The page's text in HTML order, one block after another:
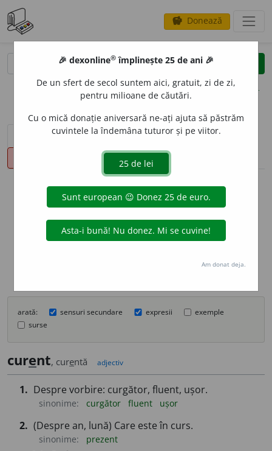
savings Donează
clear
opțiuni
sinteza definițiilor (1) definiții (21)
declinări
info
Aceste definiții sunt compilate de
echipa dexonline. Definițiile
originale se află pe filadefiniții.
Puteți reordona filele pe pagina de
arată: sensuri secundare expresii
exemple
surse
curent, curentă adjectiv
1. Despre vorbire: curgător, fluent, ușor.
sinonime: curgător fluent ușor
2. (Despre an, lună) Care este în curs.
sinonime:
prezent
🎉 dexonline® împlinește 25 de ani 🎉
De un sfert de secol suntem aici, gratuit, zi de zi,
pentru milioane de căutări.
Cu o mică donație aniversară ne-ați ajuta să păstrăm
cuvintele la îndemâna tuturor și pe viitor.
Am donat deja.